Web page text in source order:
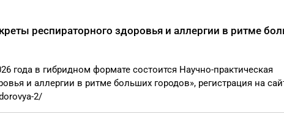
респираторного здоровья и аллергии в ритме
года в гибридном формате состоится Научно-практическая
и аллергии в ритме больших городов», регистрация на
2/